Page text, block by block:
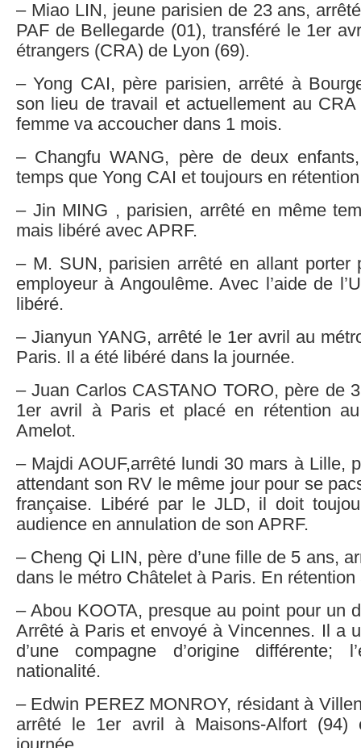
– Miao LIN, jeune parisien de 23 ans,
PAF de Bellegarde (01), transféré le 1er
étrangers (CRA) de Lyon (69).
– Yong CAI, père parisien, arrêté à
son lieu de travail et actuellement au
femme va accoucher dans 1 mois.
– Changfu WANG, père de deux
temps que Yong CAI et toujours en
– Jin MING , parisien, arrêté en même
mais libéré avec APRF.
– M. SUN, parisien arrêté en allant porter
employeur à Angoulême. Avec l’aide de
libéré.
– Jianyun YANG, arrêté le 1er avril au
Paris. Il a été libéré dans la journée.
– Juan Carlos CASTANO TORO, père de
1er avril à Paris et placé en rétention
Amelot.
– Majdi AOUF,arrêté lundi 30 mars à Lille,
attendant son RV le même jour pour se
française. Libéré par le JLD, il doit
audience en annulation de son APRF.
– Cheng Qi LIN, père d’une fille de 5 ans,
dans le métro Châtelet à Paris. En rétention
– Abou KOOTA, presque au point pour un
Arrêté à Paris et envoyé à Vincennes. Il a
d’une compagne d’origine différente;
nationalité.
– Edwin PEREZ MONROY, résidant à
arrêté le 1er avril à Maisons-Alfort